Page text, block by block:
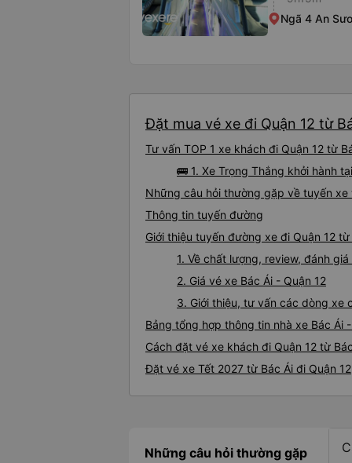
Ngã 4 An
Đặt mua vé xe đi Quận 12 từ
Tư vấn TOP 1 xe khách đi Quận 12 từ
🚌 1. Xe Trọng Thắng khởi hành
Những câu hỏi thường gặp về tuyến xe
Thông tin tuyến đường
Giới thiệu tuyến đường xe đi Quận 12 từ
1. Về chất lượng, review, đánh
2. Giá vé xe Bác Ái - Quận 12
3. Giới thiệu, tư vấn các dòng xe
Bảng tổng hợp thông tin nhà xe Bác Ái
Cách đặt vé xe khách đi Quận 12 từ
Đặt vé xe Tết 2027 từ Bác Ái đi Quận 12
Những câu hỏi thường gặp